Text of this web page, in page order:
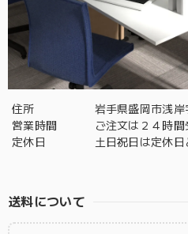
住所
岩手県盛岡市浅
営業時間
ご注文は２４時
定休日
土日祝日は定休
送料について